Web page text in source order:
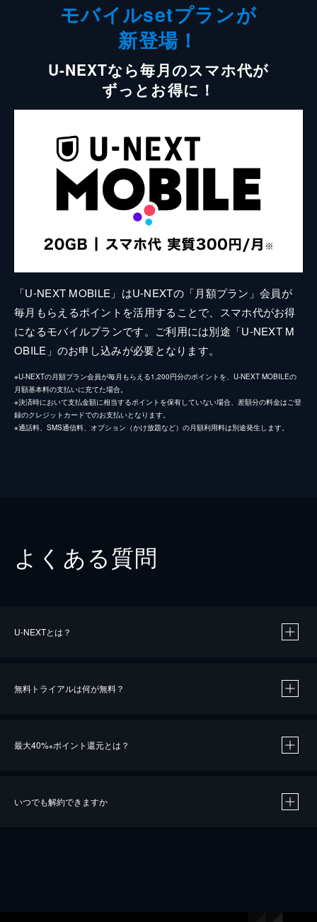
モバイルsetプランが
新登場！
U-NEXTなら毎月のスマホ代が
ずっとお得に！
「U-NEXT MOBILE」はU-NEXTの「月額プラン」会員が
毎月もらえるポイントを活用することで、スマホ代がお得
になるモバイルプランです。ご利用には別途「U-NEXT M
OBILE」のお申し込みが必要となります。
※U-NEXTの月額プラン会員が毎月もらえる1,200円分のポイントを、U-NEXT MOBILEの
月額基本料の支払いに充てた場合。
※決済時において支払金額に相当するポイントを保有していない場合、差額分の料金はご登
録のクレジットカードでのお支払いとなります。
※通話料、SMS通信料、オプション（かけ放題など）の月額利用料は別途発生します。
よくある質問
U-NEXTとは？
無料トライアルは何が無料？
最大40%※ポイント還元とは？
いつでも解約できますか